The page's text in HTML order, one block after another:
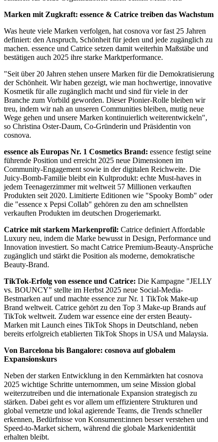
Marken mit Zugkraft: essence & Catrice treiben das Wachstum
Was heute viele Marken verfolgen, hat cosnova vor fast 25 Jahren
definiert: den Anspruch, Schönheit für jeden und jede zugänglich zu
machen. essence und Catrice setzen damit weiterhin Maßstäbe und
bestätigen auch 2025 ihre starke Marktperformance.
"Seit über 20 Jahren stehen unsere Marken für die Demokratisierung
der Schönheit. Wir haben gezeigt, wie man hochwertige, innovative
Kosmetik für alle zugänglich macht und sind für viele in der
Branche zum Vorbild geworden. Dieser Pionier-Rolle bleiben wir
treu, indem wir nah an unseren Communities bleiben, mutig neue
Wege gehen und unsere Marken kontinuierlich weiterentwickeln",
so Christina Oster-Daum, Co-Gründerin und Präsidentin von
cosnova.
essence als Europas Nr. 1 Cosmetics Brand: essence festigt seine
führende Position und erreicht 2025 neue Dimensionen im
Community-Engagement sowie in der digitalen Reichweite. Die
Juicy-Bomb-Familie bleibt ein Kultprodukt: echte Must-haves in
jedem Teenagerzimmer mit weltweit 57 Millionen verkauften
Produkten seit 2020. Limitierte Editionen wie "Spooky Bomb" oder
die "essence x Pepsi Collab" gehören zu den am schnellsten
verkauften Produkten im deutschen Drogeriemarkt.
Catrice mit starkem Markenprofil: Catrice definiert Affordable
Luxury neu, indem die Marke bewusst in Design, Performance und
Innovation investiert. So macht Catrice Premium-Beauty-Ansprüche
zugänglich und stärkt die Position als moderne, demokratische
Beauty-Brand.
TikTok-Erfolg von essence und Catrice: Die Kampagne "JELLY
vs. BOUNCY" stellte im Herbst 2025 neue Social-Media-
Bestmarken auf und machte essence zur Nr. 1 TikTok Make-up
Brand weltweit. Catrice gehört zu den Top 3 Make-up Brands auf
TikTok weltweit. Zudem war essence eine der ersten Beauty-
Marken mit Launch eines TikTok Shops in Deutschland, neben
bereits erfolgreich etablierten TikTok Shops in USA und Malaysia.
Von Barcelona bis Bangalore: cosnova auf globalem
Expansionskurs
Neben der starken Entwicklung in den Kernmärkten hat cosnova
2025 wichtige Schritte unternommen, um seine Mission global
weiterzutreiben und die internationale Expansion strategisch zu
stärken. Dabei geht es vor allem um effizientere Strukturen und
global vernetzte und lokal agierende Teams, die Trends schneller
erkennen, Bedürfnisse von Konsument:innen besser verstehen und
Speed-to-Market sichern, während die globale Markenidentität
erhalten bleibt.